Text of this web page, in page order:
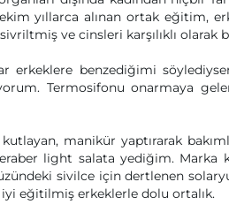
yıllarca alınan ortak eğitim,
ve cinsleri karşılıklı
erkeklere benzediğimi
Termosifonu onarmaya
manikür yaptırarak
light salata yediğim. Marka
sivilce için dertlenen
iyi eğitilmiş erkeklerle dolu ortalık.